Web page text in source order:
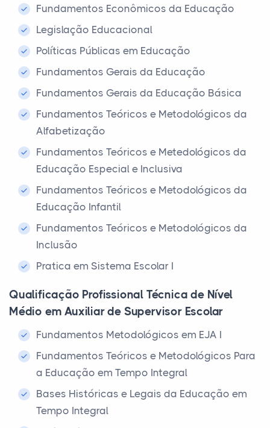
Fundamentos Econômicos da Educação
Legislação Educacional
Políticas Públicas em Educação
Fundamentos Gerais da Educação
Fundamentos Gerais da Educação Básica
Fundamentos Teóricos e Metodológicos da
Alfabetização
Fundamentos Teóricos e Metedológicos da
Educação Especial e Inclusiva
Fundamentos Teóricos e Metodológicos da
Educação Infantil
Fundamentos Teóricos e Metodológicos da
Inclusão
Pratica em Sistema Escolar I
Qualificação Profissional Técnica de Nível
Médio em Auxiliar de Supervisor Escolar
Fundamentos Metodológicos em EJA I
Fundamentos Teóricos e Metodológicos Para
a Educação em Tempo Integral
Bases Históricas e Legais da Educação em
Tempo Integral